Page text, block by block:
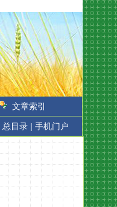
文章索引
总目录 | 手机门户